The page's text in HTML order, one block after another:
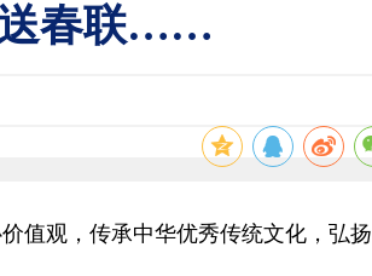
送春联……
值观，传承中华优秀传统文化，弘扬